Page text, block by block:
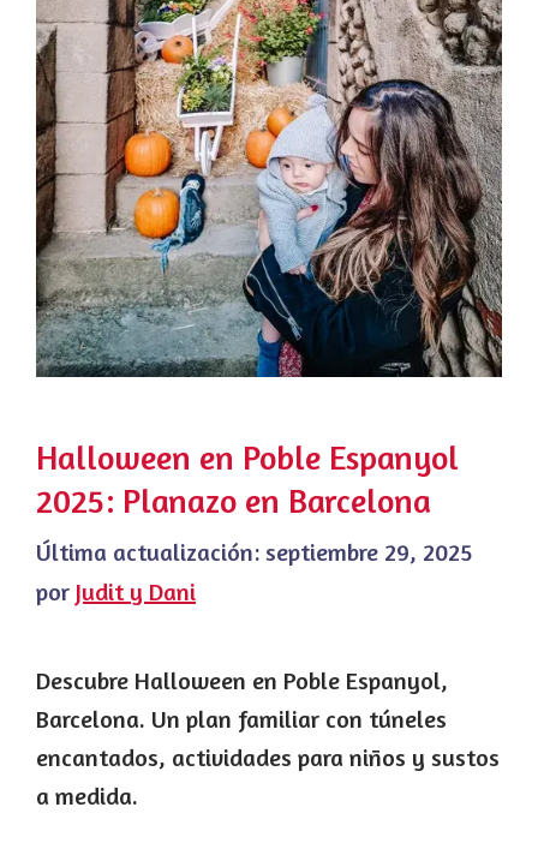
Halloween en Poble Espanyol
2025: Planazo en Barcelona
Última actualización: septiembre 29, 2025
por Judit y Dani
Descubre Halloween en Poble Espanyol,
Barcelona. Un plan familiar con túneles
encantados, actividades para niños y sustos
a medida.